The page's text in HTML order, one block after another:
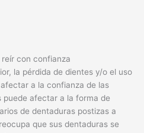
con confianza
la pérdida de dientes y/o el uso
a la confianza de las
puede afectar a la forma de
de dentaduras postizas a
que sus dentaduras se